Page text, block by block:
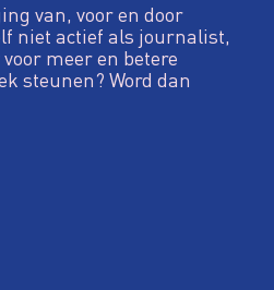
van, voor en door
niet actief als journalist,
meer en betere
steunen? Word dan